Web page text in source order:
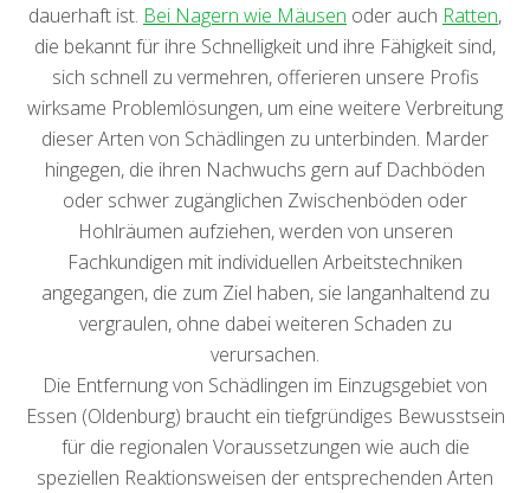
dauerhaft ist. Bei Nagern wie Mäusen oder auch Ratten,
die bekannt für ihre Schnelligkeit und ihre Fähigkeit sind,
sich schnell zu vermehren, offerieren unsere Profis
wirksame Problemlösungen, um eine weitere Verbreitung
dieser Arten von Schädlingen zu unterbinden. Marder
hingegen, die ihren Nachwuchs gern auf Dachböden
oder schwer zugänglichen Zwischenböden oder
Hohlräumen aufziehen, werden von unseren
Fachkundigen mit individuellen Arbeitstechniken
angegangen, die zum Ziel haben, sie langanhaltend zu
vergraulen, ohne dabei weiteren Schaden zu
verursachen.
Die Entfernung von Schädlingen im Einzugsgebiet von
Essen (Oldenburg) braucht ein tiefgründiges Bewusstsein
für die regionalen Voraussetzungen wie auch die
speziellen Reaktionsweisen der entsprechenden Arten